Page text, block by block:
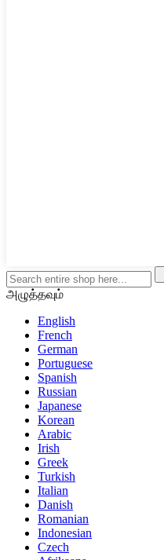
அழுத்தவும்
English
French
German
Portuguese
Spanish
Russian
Japanese
Korean
Arabic
Irish
Greek
Turkish
Italian
Danish
Romanian
Indonesian
Czech